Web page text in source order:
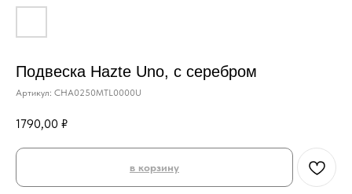
Подвеска Hazte Uno, с серебром
Артикул: CHA0250MTL0000U
1790,00 ₽
в корзину